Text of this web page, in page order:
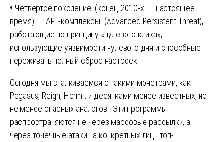
• Четвертое поколение (конец 2010-х — настоящее
время) — APT-комплексы (Advanced Persistent Threat),
работающие по принципу «нулевого клика»,
использующие уязвимости нулевого дня и способные
переживать полный сброс настроек.
Сегодня мы сталкиваемся с такими монстрами, как
Pegasus, Reign, Hermit и десятками менее известных, но
не менее опасных аналогов. Эти программы
распространяются не через массовые рассылки, а
через точечные атаки на конкретных лиц: топ-